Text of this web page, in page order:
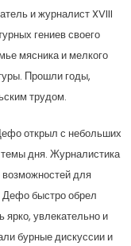
и журналист XVIII
гениев своего
мясника и мелкого
Прошли годы,
трудом.
открыл с небольших
дня. Журналистика
для
Дефо быстро обрел
ярко, увлекательно и
бурные дискуссии и